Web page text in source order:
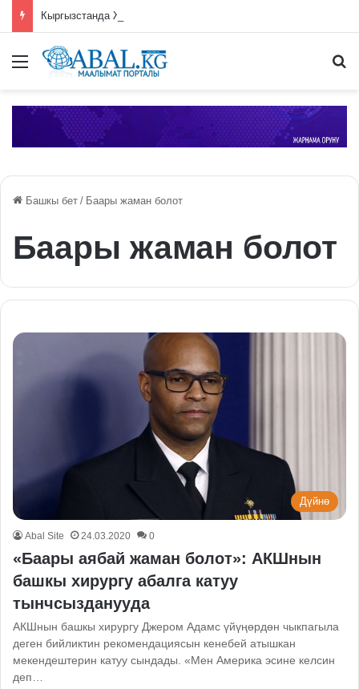
Меню
Башкы бет / Баары жаман болот
Баары жаман болот
Дүйнө
Abal Site 24.03.2020 0
«Баары аябай жаман болот»: АКШнын
башкы хирургу абалга катуу
тынчсызданууда
АКШнын башкы хирургу Джером Адамс үйүңөрдөн чыкпагыла
деген бийликтин рекомендациясын кенебей атышкан
мекендештерин катуу сындады. «Мен Америка эсине келсин
деп…